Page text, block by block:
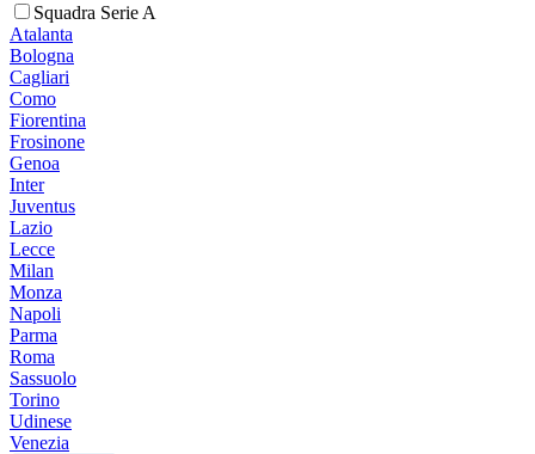
Squadra Serie A
Atalanta
Bologna
Cagliari
Como
Fiorentina
Frosinone
Genoa
Inter
Juventus
Lazio
Lecce
Milan
Monza
Napoli
Parma
Roma
Sassuolo
Torino
Udinese
Venezia